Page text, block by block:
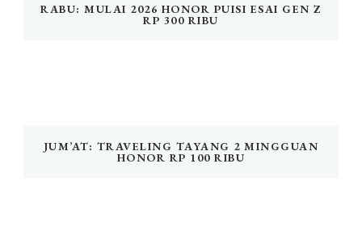
RABU: MULAI 2026 HONOR PUISI ESAI GEN Z
RP 300 RIBU
JUM’AT: TRAVELING TAYANG 2 MINGGUAN
HONOR RP 100 RIBU